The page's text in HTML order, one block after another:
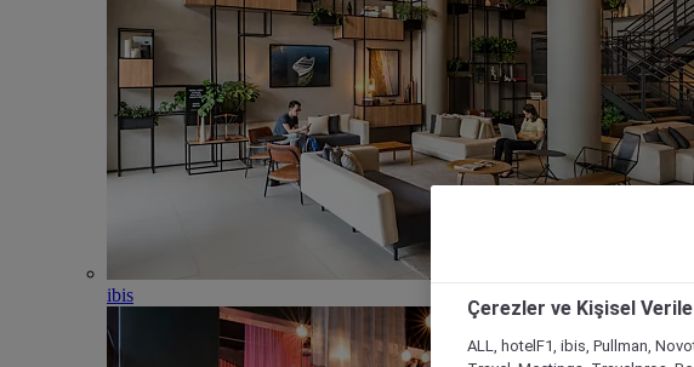
ibis
Çerezler ve Kişisel
ALL, hotelF1, ibis, Pullman,